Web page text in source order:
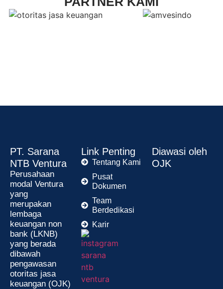
PT. Sarana
NTB Ventura
Perusahaan
modal Ventura
yang
merupakan
lembaga
keuangan non
bank (LKNB)
yang berada
dibawah
pengawasan
otoritas jasa
keuangan (OJK)
Link Penting
Tentang Kami
Pusat
Dokumen
Team
Berdedikasi
Karir
Diawasi oleh
OJK